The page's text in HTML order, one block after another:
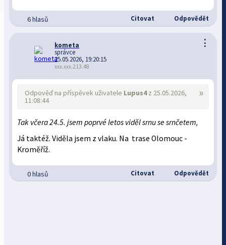
6 hlasů Citovat Odpovědět
⋮
kometa
správce
25.05.2026, 19:20:15
xxx.xxx.213.48
»
Odpověď na příspěvek uživatele Lupus4z 25.05.2026,
11:08:44
Tak včera 24.5. jsem poprvé letos viděl srnu se srnčetem,
Já taktéž. Viděla jsem z vlaku. Na trase Olomouc -
Kroměříž.
0 hlasů Citovat Odpovědět